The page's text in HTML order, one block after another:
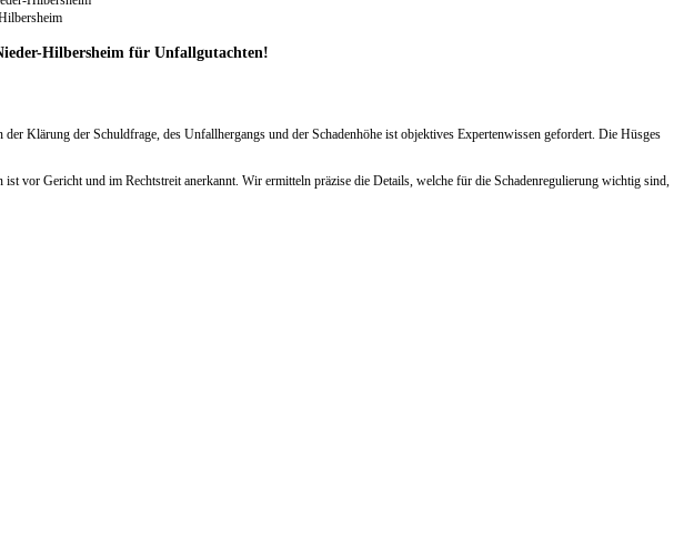
Hilbersheim für Unfallgutachten!
Klärung der Schuldfrage, des Unfallhergangs und der Schadenhöhe ist objektives Expertenwissen gefordert. Die Hüsges
vor Gericht und im Rechtstreit anerkannt. Wir ermitteln präzise die Details, welche für die Schadenregulierung wichtig sind,